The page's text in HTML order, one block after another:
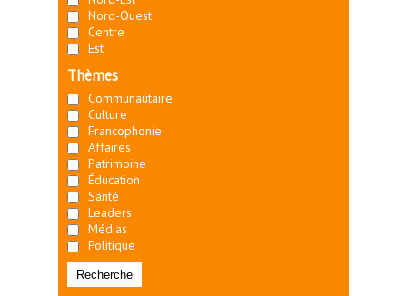
Nord-Ouest
Centre
Est
Thèmes
Communautaire
Culture
Francophonie
Affaires
Patrimoine
Éducation
Santé
Leaders
Médias
Politique